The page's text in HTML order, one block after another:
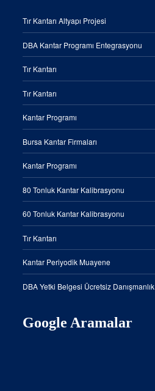
Tır Kantarı Altyapı Projesi
DBA Kantar Programı Entegrasyonu
Tır Kantarı
Tır Kantarı
Kantar Programı
Bursa Kantar Firmaları
Kantar Programı
80 Tonluk Kantar Kalibrasyonu
60 Tonluk Kantar Kalibrasyonu
Tır Kantarı
Kantar Periyodik Muayene
DBA Yetki Belgesi Ücretsiz Danışmanlık
Google Aramalar